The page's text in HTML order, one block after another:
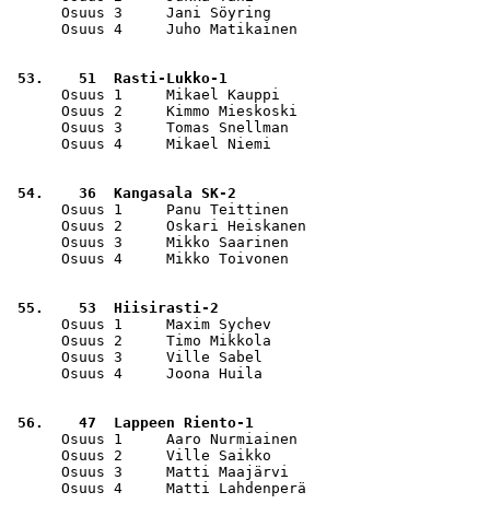
Osuus 3     Jani Söyring
Osuus 4     Juho Matikainen
53.    51  Rasti-Lukko-1
Osuus 1     Mikael Kauppi
Osuus 2     Kimmo Mieskoski
Osuus 3     Tomas Snellman
Osuus 4     Mikael Niemi
54.    36  Kangasala SK-2
Osuus 1     Panu Teittinen
Osuus 2     Oskari Heiskanen
Osuus 3     Mikko Saarinen
Osuus 4     Mikko Toivonen
55.    53  Hiisirasti-2
Osuus 1     Maxim Sychev
Osuus 2     Timo Mikkola
Osuus 3     Ville Sabel
Osuus 4     Joona Huila
56.    47  Lappeen Riento-1
Osuus 1     Aaro Nurmiainen
Osuus 2     Ville Saikko
Osuus 3     Matti Maajärvi
Osuus 4     Matti Lahdenperä